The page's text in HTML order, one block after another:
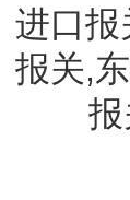
进口报
报关,